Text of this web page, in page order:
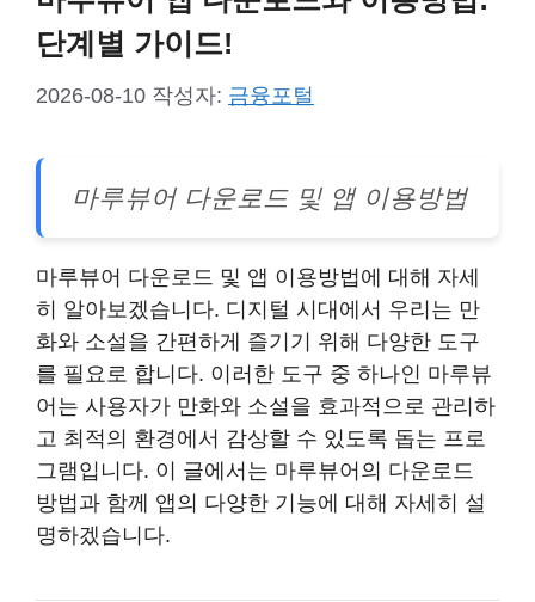
단계별 가이드!
2026-08-10 작성자: 금융포털
마루뷰어 다운로드 및 앱 이용방법
마루뷰어 다운로드 및 앱 이용방법에 대해 자세
히 알아보겠습니다. 디지털 시대에서 우리는 만
화와 소설을 간편하게 즐기기 위해 다양한 도구
를 필요로 합니다. 이러한 도구 중 하나인 마루뷰
어는 사용자가 만화와 소설을 효과적으로 관리하
고 최적의 환경에서 감상할 수 있도록 돕는 프로
그램입니다. 이 글에서는 마루뷰어의 다운로드
방법과 함께 앱의 다양한 기능에 대해 자세히 설
명하겠습니다.